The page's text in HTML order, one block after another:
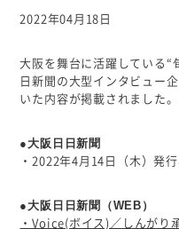
2022年04月18日
大阪を舞台に活躍している“
日新聞の大型インタビュー
いた内容が掲載されました。
●大阪日日新聞
・2022年4月14日（木）発
●大阪日日新聞（WEB）
・Voice(ボイス)／しんが